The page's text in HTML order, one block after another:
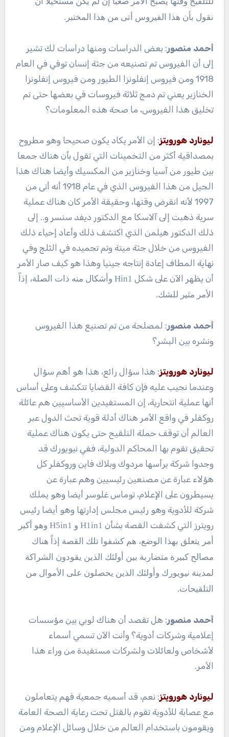
نقول بأن هذا الفيروس أتى من هذا المختبر.
أحمد منصور: بعض الدراسات ومنها دراسات لك تشير
إلى أن الفيروس تم تصنيعه من جثة إنسان توفي في العام
1918 ومن فيروس إنفلونزا الطيور ومن فيروس إنفلونزا
الخنازير يعني تم دمج ثلاثة فيروسات في بعضها حتى تم
تخليق هذا الفيروس، ما صحة هذه المعلومات؟
ليونارد هورويتز: إن الأمر يكاد يكون صحيحا وهو مطروح
بمصداقية أكثر من التخمينات التي تقول بأن هناك جمعا
بين طيور من آسيا وخنازير من المكسيك وأيضا هناك هذا
الجيل من هذا الفيروس الذي في عام 1918 أنه أتى من
1997 لأنه انقرض وقتها، وحقيقة الأمر كان هناك عملية
سرية ذهبت إلى آلاسكا مع الدكتور ديفد سنسر و.. إلى
ذلك الدكتور هيلمن الذي اكتشف ذلك وأعاد إحياء ذلك
الفيروس من خلال جثة ميتة وتم تجميده في الثلج وفي
نهاية المطاف إعادة إنتاجه جينيا وهذا هو كيف صار الأمر
أن يظهر الآن على شكل
Hin1 وأشكال منه ذات الصلة، إذاً
الأمر مثير للشك.
أحمد منصور: لمصلحة من تم تصنيع هذا الفيروس
ونشره بين البشر؟
ليونارد هورويتز: هذا سؤال رائع، هذا هو أهم سؤال
وعندما نجيب عليه فإن كافة القضايا تتكشف وعلى أساس
أنها عملية انتحارية، إن المستفيدين الأساسيين هم عائلة
روكفلر في واقع الأمر هناك أدلة قوية تحث الدول عبر
العالم أن توقف حملة التلقيح حتى يكون هناك عملية
تحقيق تقوم بها المحاكم الدولية، ففي نيويورك قد
وجدوا شركة يرأسها مردوك وبلاك فاين وروكفلر كل
هؤلاء عبارة عن مصنعين رئيسيين وهم عبارة عن
يسيطرون على الإعلام، توماس غلوسر أيضا وهو يملك
شركة للأدوية وهو رئيس مجلس إدارتها وهو أيضا رئيس
رويترز التي كشفت القصة بشأن
H1in1 و H5in1 وهو أكبر
أمر يتعلق بهذا الوضع، هم كشفوا تلك القصة إذاً هناك
مصالح كبيرة متضاربة بين أولئك الذين يقودون الشراكة
لمدينة نيويورك وأولئك الذين يحصلون على الأموال من
التلقيحات.
أحمد منصور: هل تقصد أن هناك لوبي بين مؤسسات
إعلامية وشركات أدوية؟ وأنت الآن تسمي أسماء
لأشخاص ولعائلات ولشركات مستفيدة من وراء هذا
الأمر.
ليونارد هورويتز: نعم، قد أسميه جمعية فهم يتعاملون
مع عصابة للأدوية تقوم بالقتل تحت رعاية الصحة العامة
ويقومون باستخدام العالم من خلال وسائل الإعلام ومن